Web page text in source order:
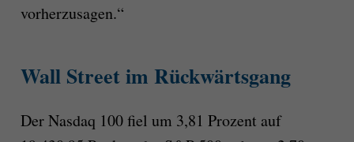
vorherzusagen.“
Wall Street im Rückwärtsgang
Der Nasdaq 100 fiel um 3,81 Prozent auf